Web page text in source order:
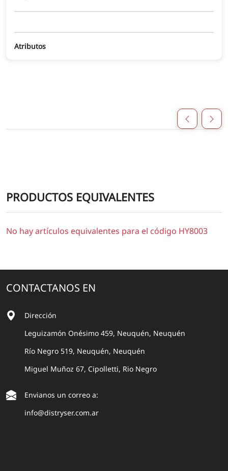
Atributos
PRODUCTOS EQUIVALENTES
No hay artículos equivalentes para el código HY8003
CONTACTANOS EN
Dirección
Leguizamón Onésimo 459, Neuquén, Neuquén
Río Negro 519, Neuquén, Neuquén
Miguel Muñoz 67, Cipolletti, Rio Negro
Envianos un correo a:
info@distryser.com.ar